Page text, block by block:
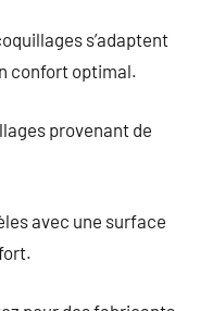
s’adaptent
confort optimal.
provenant de
avec une surface